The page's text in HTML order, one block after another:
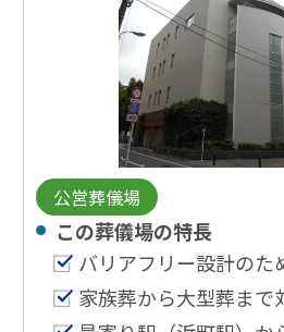
公営葬儀場
この葬儀場の特⻑
バリアフリー設計のた
家族葬から大型葬まで